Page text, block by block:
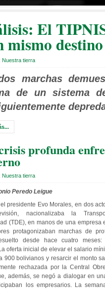
El
mismo destino
Nuestra tierra
marchas
de un sistema
profunda
Nuestra tierra
Peredo Leigue
presidente Evo Morales, en dos
nacionalizaba la
(TDE), en manos de una empresa
protagonizaban marchas de
desde hace cuatro
oferta inicial de elevar el salario
900 bolivianos y resarcir el monto
rechazada por la Central
además, se negó a dialogar en
los empresarios. La